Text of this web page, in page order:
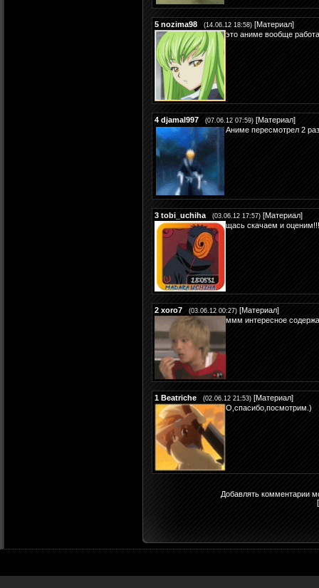
5 nozima98 (14.06.12 18:58) [Материал]
это аниме вообще
4 djamal997 (07.06.12 07:59) [Материал]
Аниме пересмотрел 2
3 tobi_uchiha (03.06.12 17:57) [Материал]
щась скачаем и
2 xoro7 (03.06.12 00:27) [Материал]
ммм интересное
1 Beatriche (02.06.12 21:53) [Материал]
О,спасибо,посмотрим.)
Добавлять комментарии